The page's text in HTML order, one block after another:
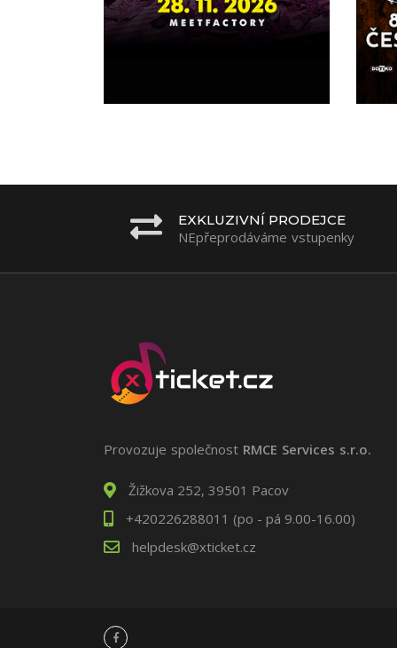
EXKLUZIVNÍ PRODEJCE
NEpřeprodáváme vstupenky
Provozuje společnost RMCE Services s.r.o.
Žižkova 252, 39501 Pacov
+420226288011 (po - pá 9.00-16.00)
helpdesk@xticket.cz